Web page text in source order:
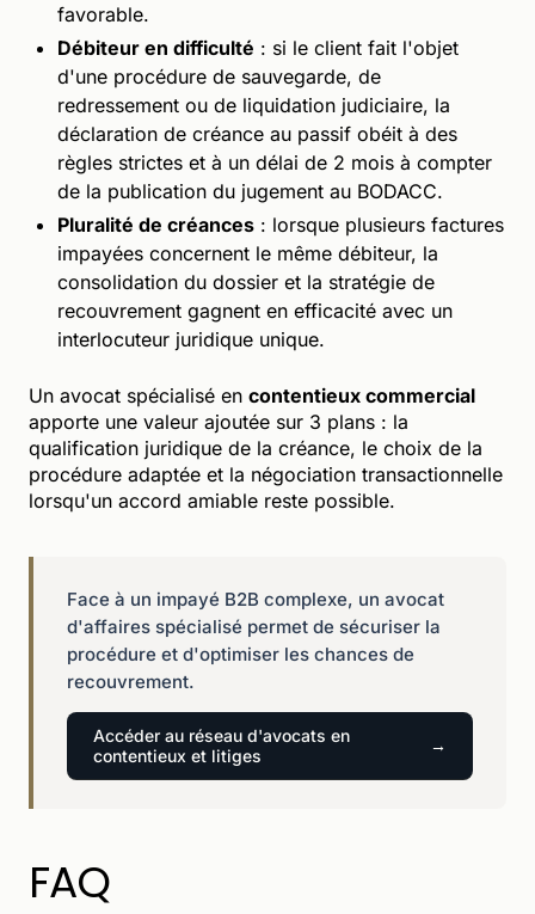
favorable.
Débiteur en difficulté : si le client fait l'objet
d'une procédure de sauvegarde, de
redressement ou de liquidation judiciaire, la
déclaration de créance au passif obéit à des
règles strictes et à un délai de 2 mois à compter
de la publication du jugement au BODACC.
Pluralité de créances : lorsque plusieurs factures
impayées concernent le même débiteur, la
consolidation du dossier et la stratégie de
recouvrement gagnent en efficacité avec un
interlocuteur juridique unique.
Un avocat spécialisé en contentieux commercial
apporte une valeur ajoutée sur 3 plans : la
qualification juridique de la créance, le choix de la
procédure adaptée et la négociation transactionnelle
lorsqu'un accord amiable reste possible.
Face à un impayé B2B complexe, un avocat
d'affaires spécialisé permet de sécuriser la
procédure et d'optimiser les chances de
recouvrement.
Accéder au réseau d'avocats en
contentieux et litiges
FAQ